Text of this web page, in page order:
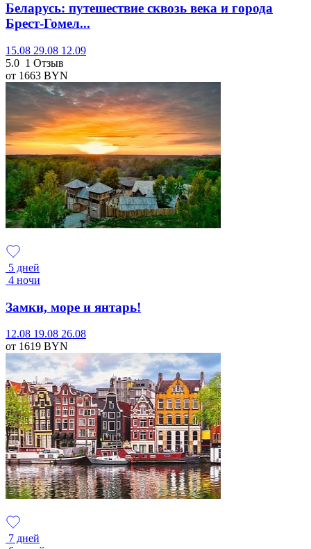
Беларусь: путешествие сквозь века и города
Брест-Гомел...
15.08 29.08 12.09
5.0 1 Отзыв
от 1663 BYN
5 дней
4 ночи
Замки, море и янтарь!
12.08 19.08 26.08
от 1619 BYN
7 дней